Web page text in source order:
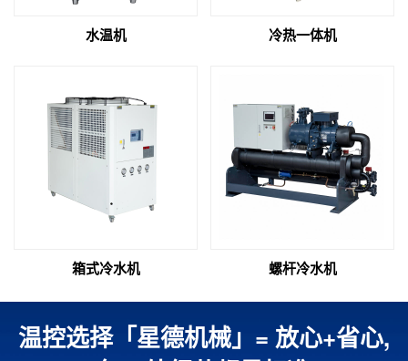
水温机 冷热一体机
箱式冷水机 螺杆冷水机
温控选择「星德机械」= 放心+省心,